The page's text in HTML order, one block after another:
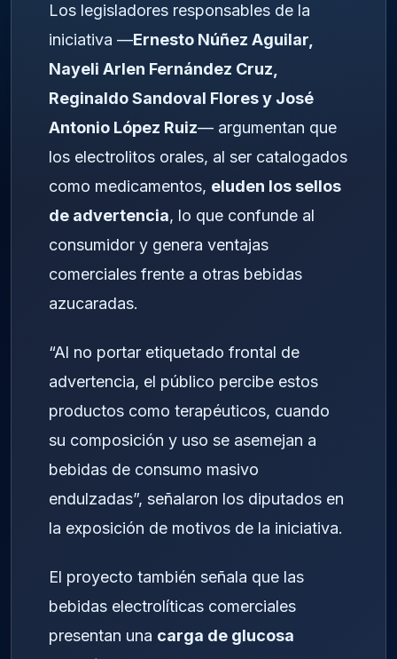
Los legisladores responsables de la
iniciativa —Ernesto Núñez Aguilar,
Nayeli Arlen Fernández Cruz,
Reginaldo Sandoval Flores y José
Antonio López Ruiz— argumentan que
los electrolitos orales, al ser catalogados
como medicamentos, eluden los sellos
de advertencia, lo que confunde al
consumidor y genera ventajas
comerciales frente a otras bebidas
azucaradas.
“Al no portar etiquetado frontal de
advertencia, el público percibe estos
productos como terapéuticos, cuando
su composición y uso se asemejan a
bebidas de consumo masivo
endulzadas”, señalaron los diputados en
la exposición de motivos de la iniciativa.
El proyecto también señala que las
bebidas electrolíticas comerciales
presentan una carga de glucosa